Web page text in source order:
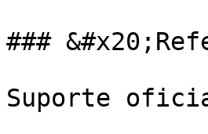
###
Suporte